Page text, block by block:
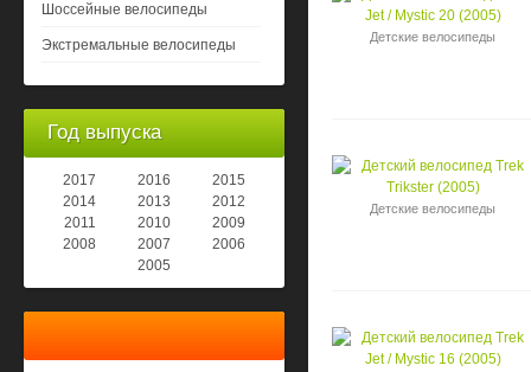
Шоссейные велосипеды
Экстремальные велосипеды
Год выпуска
2017 2016
2015
2014
2013
2012
2011
2010
2009
2008
2007
2006
2005
Детские велосипеды
Детские велосипеды